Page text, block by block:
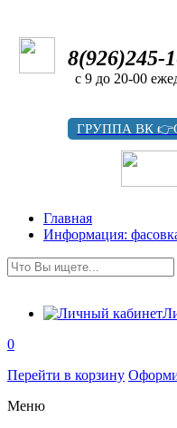
8(926)245-
с 9 до 20-00
ГРУППА ВК
Главная
Информация:
0
Перейти в корзину
Меню